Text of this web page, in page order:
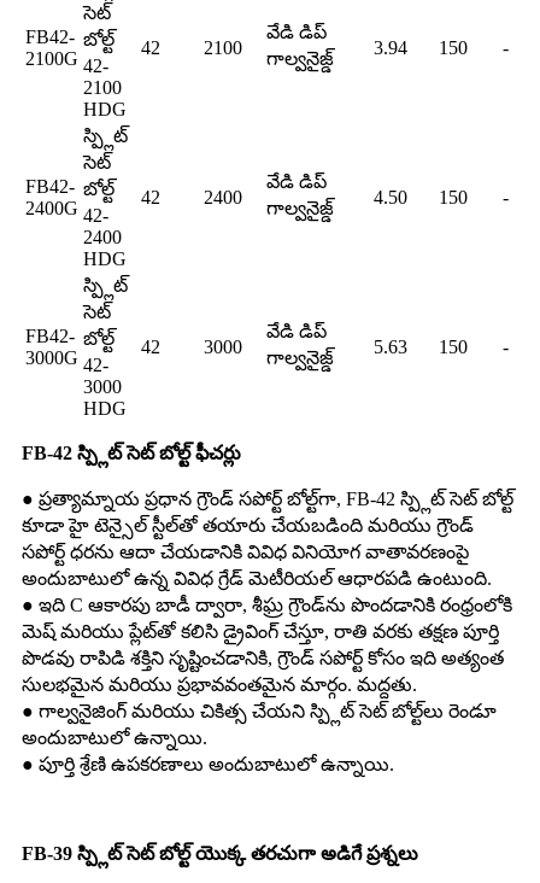
FB42-
2100G
సెట్
బోల్ట్
42-
2100
HDG
42 2100
వేడి డిప్
గాల్వనైజ్డ్
3.94 150 -
FB42-
2400G
స్ప్లిట్
సెట్
బోల్ట్
42-
2400
HDG
42 2400
వేడి డిప్
గాల్వనైజ్డ్
4.50 150 -
FB42-
3000G
స్ప్లిట్
సెట్
బోల్ట్
42-
3000
HDG
42 3000
వేడి డిప్
గాల్వనైజ్డ్
5.63 150 -
FB-42 స్ప్లిట్ సెట్ బోల్ట్ ఫీచర్లు
● ప్రత్యామ్నాయ ప్రధాన గ్రౌండ్ సపోర్ట్ బోల్ట్‌గా, FB-42 స్ప్లిట్ సెట్ బోల్ట్
కూడా హై టెన్సైల్ స్టీల్‌తో తయారు చేయబడింది మరియు గ్రౌండ్
సపోర్ట్ ధరను ఆదా చేయడానికి వివిధ వినియోగ వాతావరణంపై
అందుబాటులో ఉన్న వివిధ గ్రేడ్ మెటీరియల్ ఆధారపడి ఉంటుంది.
● ఇది C ఆకారపు బాడీ ద్వారా, శీఘ్ర గ్రౌండ్‌ను పొందడానికి రంధ్రంలోకి
మెష్ మరియు ప్లేట్‌తో కలిసి డ్రైవింగ్ చేస్తూ, రాతి వరకు తక్షణ పూర్తి
పొడవు రాపిడి శక్తిని సృష్టించడానికి, గ్రౌండ్ సపోర్ట్ కోసం ఇది అత్యంత
సులభమైన మరియు ప్రభావవంతమైన మార్గం. మద్దతు.
● గాల్వనైజింగ్ మరియు చికిత్స చేయని స్ప్లిట్ సెట్ బోల్ట్‌లు రెండూ
అందుబాటులో ఉన్నాయి.
● పూర్తి శ్రేణి ఉపకరణాలు అందుబాటులో ఉన్నాయి.
FB-39 స్ప్లిట్ సెట్ బోల్ట్ యొక్క తరచుగా అడిగే ప్రశ్నలు